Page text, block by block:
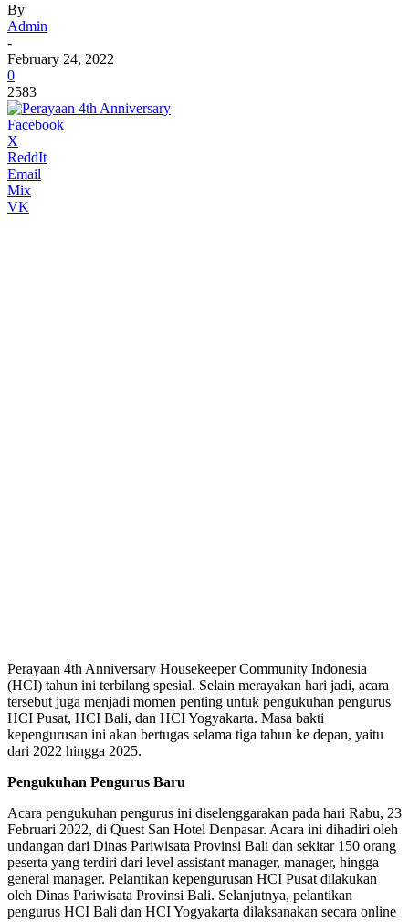
By
Admin
-
February 24, 2022
0
2583
Facebook
X
ReddIt
Email
Mix
VK
Perayaan 4th Anniversary Housekeeper Community Indonesia
(HCI) tahun ini terbilang spesial. Selain merayakan hari jadi, acara
tersebut juga menjadi momen penting untuk pengukuhan pengurus
HCI Pusat, HCI Bali, dan HCI Yogyakarta. Masa bakti
kepengurusan ini akan bertugas selama tiga tahun ke depan, yaitu
dari 2022 hingga 2025.
Pengukuhan Pengurus Baru
Acara pengukuhan pengurus ini diselenggarakan pada hari Rabu, 23
Februari 2022, di Quest San Hotel Denpasar. Acara ini dihadiri oleh
undangan dari Dinas Pariwisata Provinsi Bali dan sekitar 150 orang
peserta yang terdiri dari level assistant manager, manager, hingga
general manager. Pelantikan kepengurusan HCI Pusat dilakukan
oleh Dinas Pariwisata Provinsi Bali. Selanjutnya, pelantikan
pengurus HCI Bali dan HCI Yogyakarta dilaksanakan secara online